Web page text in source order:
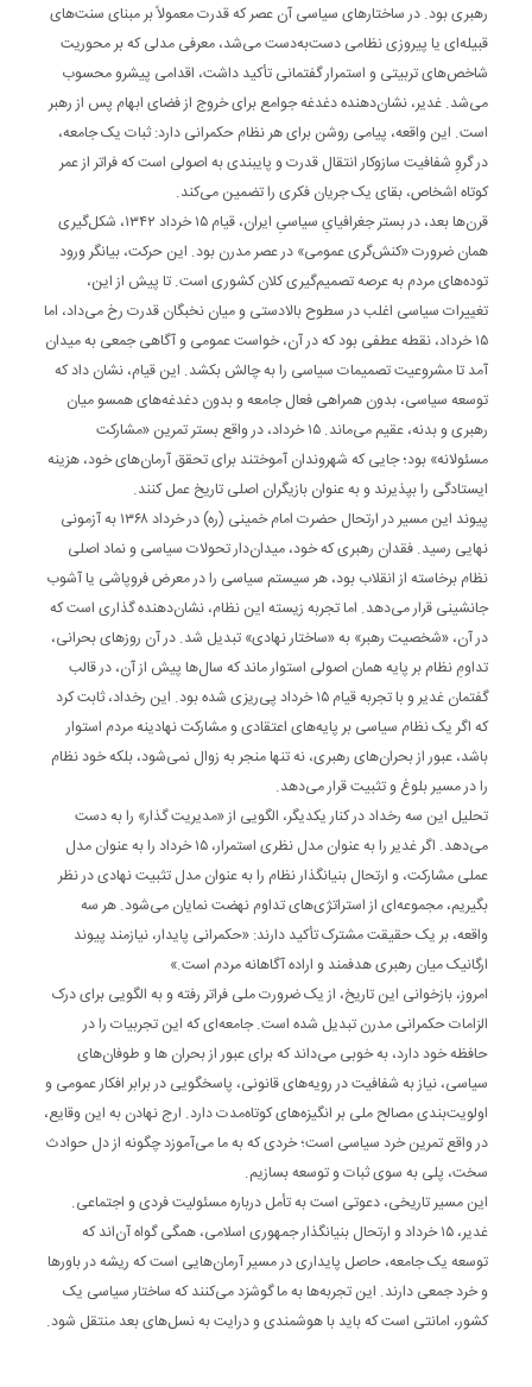
رهبری بود. در ساختارهای سیاسی آن عصر که قدرت معمولاً بر مبنای سنت‌های
قبیله‌ای یا پیروزی نظامی دست‌به‌دست می‌شد، معرفی مدلی که بر محوریت
شاخص‌های تربیتی و استمرار گفتمانی تأکید داشت، اقدامی پیشرو محسوب
می‌شد. غدیر، نشان‌دهنده‌ دغدغه‌ جوامع برای خروج از فضای ابهام پس از رهبر
است. این واقعه، پیامی روشن برای هر نظام حکمرانی دارد: ثبات یک جامعه،
در گروِ شفافیت سازوکار انتقال قدرت و پایبندی به اصولی است که فراتر از عمر
کوتاه اشخاص، بقای یک جریان فکری را تضمین می‌کند.
قرن‌ها بعد، در بستر جغرافیایِ سیاسیِ ایران، قیام ۱۵ خرداد ۱۳۴۲، شکل‌گیری
همان ضرورت «کنش‌گری عمومی» در عصر مدرن بود. این حرکت، بیانگر ورود
توده‌های مردم به عرصه‌ تصمیم‌گیری کلان کشوری است. تا پیش از این،
تغییرات سیاسی اغلب در سطوح بالادستی و میان نخبگان قدرت رخ می‌داد، اما
۱۵ خرداد، نقطه‌ عطفی بود که در آن، خواست عمومی و آگاهی جمعی به میدان
آمد تا مشروعیت تصمیمات سیاسی را به چالش بکشد. این قیام، نشان داد که
توسعه‌ سیاسی، بدون همراهی فعال جامعه و بدون دغدغه‌های همسو میان
رهبری و بدنه، عقیم می‌ماند. ۱۵ خرداد، در واقع بستر تمرین «مشارکت
مسئولانه» بود؛ جایی که شهروندان آموختند برای تحقق آرمان‌های خود، هزینه‌
ایستادگی را بپذیرند و به عنوان بازیگران اصلی تاریخ عمل کنند.
پیوند این مسیر در ارتحال حضرت امام خمینی (ره) در خرداد ۱۳۶۸ به آزمونی
نهایی رسید. فقدان رهبری که خود، میدان‌دار تحولات سیاسی و نماد اصلی
نظام برخاسته از انقلاب بود، هر سیستم سیاسی را در معرض فروپاشی یا آشوب
جانشینی قرار می‌دهد. اما تجربه‌ زیسته‌ این نظام، نشان‌دهنده‌ گذاری است که
در آن، «شخصیت رهبر» به «ساختار نهادی» تبدیل شد. در آن روزهای بحرانی،
تداومِ نظام بر پایه‌ همان اصولی استوار ماند که سال‌ها پیش از آن، در قالب
گفتمان غدیر و با تجربه‌ قیام ۱۵ خرداد پی‌ریزی شده بود. این رخداد، ثابت کرد
که اگر یک نظام سیاسی بر پایه‌های اعتقادی و مشارکت نهادینه‌ مردم استوار
باشد، عبور از بحران‌های رهبری، نه تنها منجر به زوال نمی‌شود، بلکه خود نظام
را در مسیر بلوغ و تثبیت قرار می‌دهد.
تحلیل این سه رخداد در کنار یکدیگر، الگویی از «مدیریت گذار» را به دست
می‌دهد. اگر غدیر را به عنوان مدل نظری استمرار، ۱۵ خرداد را به عنوان مدل
عملی مشارکت، و ارتحال بنیانگذار نظام را به عنوان مدل تثبیت نهادی در نظر
بگیریم، مجموعه‌ای از استراتژی‌های تداوم نهضت نمایان می‌شود. هر سه
واقعه، بر یک حقیقت مشترک تأکید دارند: «حکمرانی پایدار، نیازمند پیوند
ارگانیک میان رهبری هدفمند و اراده‌ آگاهانه‌ مردم است.»
امروز، بازخوانی این تاریخ، از یک ضرورت ملی فراتر رفته و به الگویی برای درک
الزامات حکمرانی مدرن تبدیل شده است. جامعه‌ای که این تجربیات را در
حافظه‌ خود دارد، به خوبی می‌داند که برای عبور از بحران ها و طوفان‌های
سیاسی، نیاز به شفافیت در رویه‌های قانونی، پاسخگویی در برابر افکار عمومی و
اولویت‌بندی مصالح ملی بر انگیزه‌های کوتاه‌مدت دارد. ارج نهادن به این وقایع،
در واقع تمرین خرد سیاسی است؛ خردی که به ما می‌آموزد چگونه از دل حوادث
سخت، پلی به سوی ثبات و توسعه بسازیم.
این مسیر تاریخی، دعوتی است به تأمل درباره‌ مسئولیت فردی و اجتماعی.
غدیر، ۱۵ خرداد و ارتحال بنیانگذار جمهوری اسلامی، همگی گواه آن‌اند که
توسعه یک جامعه، حاصل پایداری در مسیر آرمان‌هایی است که ریشه در باورها
و خرد جمعی دارند. این تجربه‌ها به ما گوشزد می‌کنند که ساختار سیاسی یک
کشور، امانتی است که باید با هوشمندی و درایت به نسل‌های بعد منتقل شود.